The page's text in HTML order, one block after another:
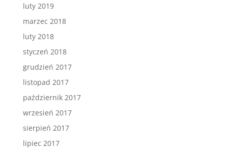
luty 2019
marzec 2018
luty 2018
styczeń 2018
grudzień 2017
listopad 2017
październik 2017
wrzesień 2017
sierpień 2017
lipiec 2017